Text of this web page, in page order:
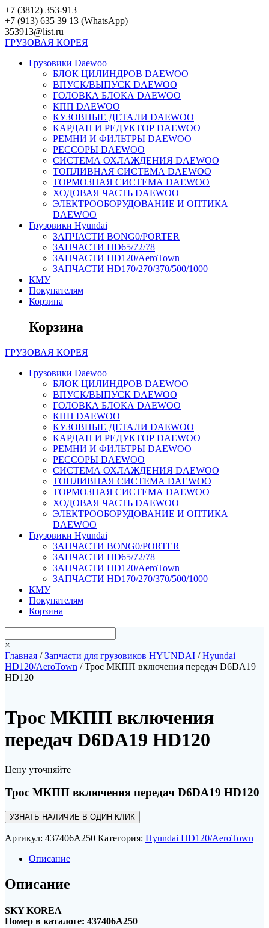
Перейти
к
контенту
+7 (3812) 353-913
+7 (913) 635 39 13 (WhatsApp)
353913@list.ru
ГРУЗОВАЯ КОРЕЯ
Грузовики Daewoo
БЛОК ЦИЛИНДРОВ DAEWOO
ВПУСК/ВЫПУСК DAEWOO
ГОЛОВКА БЛОКА DAEWOO
КПП DAEWOO
КУЗОВНЫЕ ДЕТАЛИ DAEWOO
КАРДАН И РЕДУКТОР DAEWOO
РЕМНИ И ФИЛЬТРЫ DAEWOO
РЕССОРЫ DAEWOO
СИСТЕМА ОХЛАЖДЕНИЯ DAEWOO
ТОПЛИВНАЯ СИСТЕМА DAEWOO
ТОРМОЗНАЯ СИСТЕМА DAEWOO
ХОДОВАЯ ЧАСТЬ DAEWOO
ЭЛЕКТРООБОРУДОВАНИЕ И ОПТИКА
DAEWOO
Грузовики Hyundai
ЗАПЧАСТИ BONG0/PORTER
ЗАПЧАСТИ HD65/72/78
ЗАПЧАСТИ HD120/AeroTown
ЗАПЧАСТИ HD170/270/370/500/1000
КМУ
Покупателям
Корзина
Корзина
ГРУЗОВАЯ КОРЕЯ
Грузовики Daewoo
БЛОК ЦИЛИНДРОВ DAEWOO
ВПУСК/ВЫПУСК DAEWOO
ГОЛОВКА БЛОКА DAEWOO
КПП DAEWOO
КУЗОВНЫЕ ДЕТАЛИ DAEWOO
КАРДАН И РЕДУКТОР DAEWOO
РЕМНИ И ФИЛЬТРЫ DAEWOO
РЕССОРЫ DAEWOO
СИСТЕМА ОХЛАЖДЕНИЯ DAEWOO
ТОПЛИВНАЯ СИСТЕМА DAEWOO
ТОРМОЗНАЯ СИСТЕМА DAEWOO
ХОДОВАЯ ЧАСТЬ DAEWOO
ЭЛЕКТРООБОРУДОВАНИЕ И ОПТИКА
DAEWOO
Грузовики Hyundai
ЗАПЧАСТИ BONG0/PORTER
ЗАПЧАСТИ HD65/72/78
ЗАПЧАСТИ HD120/AeroTown
ЗАПЧАСТИ HD170/270/370/500/1000
КМУ
Покупателям
Корзина
×
Главная /Запчасти для грузовиков HYUNDAI /Hyundai
HD120/AeroTown / Трос МКПП включения передач D6DA19
HD120
Трос МКПП включения
передач D6DA19 HD120
Цену уточняйте
Трос МКПП включения передач D6DA19 HD120
УЗНАТЬ НАЛИЧИЕ В ОДИН КЛИК
Артикул: 437406A250 Категория: Hyundai HD120/AeroTown
Описание
Описание
SKY KOREA
Номер в каталоге: 437406A250